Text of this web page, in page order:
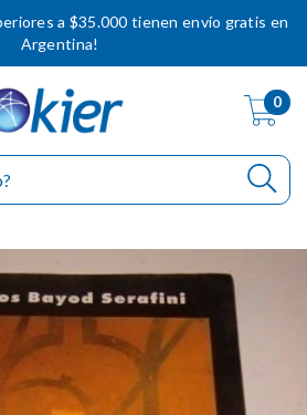
a $35.000 tienen envío gratis en
Argentina!
0